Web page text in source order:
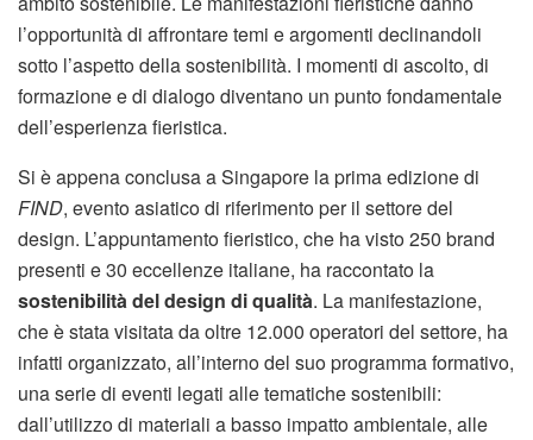
l’opportunità di affrontare temi e argomenti declinandoli
sotto l’aspetto della sostenibilità. I momenti di ascolto, di
formazione e di dialogo diventano un punto fondamentale
dell’esperienza fieristica.
Si è appena conclusa a Singapore la prima edizione di
FIND, evento asiatico di riferimento per il settore del
design. L’appuntamento fieristico, che ha visto 250 brand
presenti e 30 eccellenze italiane, ha raccontato la
sostenibilità del design di qualità. La manifestazione,
che è stata visitata da oltre 12.000 operatori del settore, ha
infatti organizzato, all’interno del suo programma formativo,
una serie di eventi legati alle tematiche sostenibili:
dall’utilizzo di materiali a basso impatto ambientale, alle